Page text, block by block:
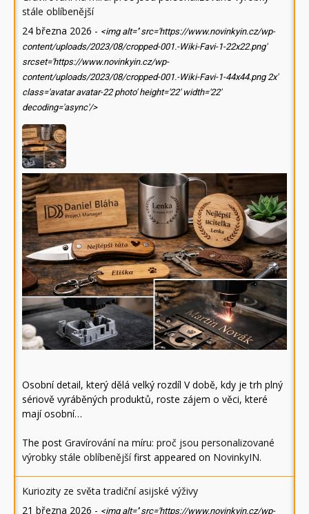
stále oblíbenější
24 března 2026 - <img alt='' src='https://www.novinkyin.cz/wp-
content/uploads/2023/08/cropped-001.-Wiki-Favi-1-22x22.png'
srcset='https://www.novinkyin.cz/wp-
content/uploads/2023/08/cropped-001.-Wiki-Favi-1-44x44.png 2x'
class='avatar avatar-22 photo' height='22' width='22'
decoding='async'/>
Osobní detail, který dělá velký rozdíl V době, kdy je trh plný
sériově vyráběných produktů, roste zájem o věci, které
mají osobní…
The post Gravírování na míru: proč jsou personalizované
výrobky stále oblíbenějšífirst appeared on NovinkyIN.
Kuriozity ze světa tradiční asijské výživy
21 března 2026 - <img alt='' src='https://www.novinkyin.cz/wp-